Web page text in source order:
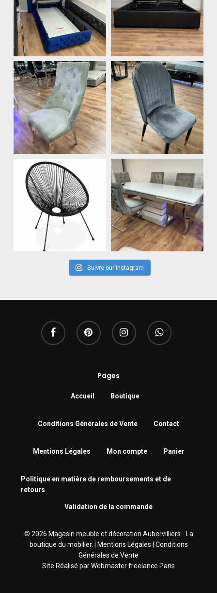
Suivre sur Instagram
Pages
Accueil Boutique
Conditions Générales de Vente Contact
Mentions Légales Mon compte Panier
Politique en matière de remboursements et de
retours
Validation de la commande
© 2026 Magasin meuble et décoration Aubervilliers - La
boutique du mobilier. |
Mentions Légales
Conditions
Générales de Vente
Site Réalisé parWebmaster freelance Paris